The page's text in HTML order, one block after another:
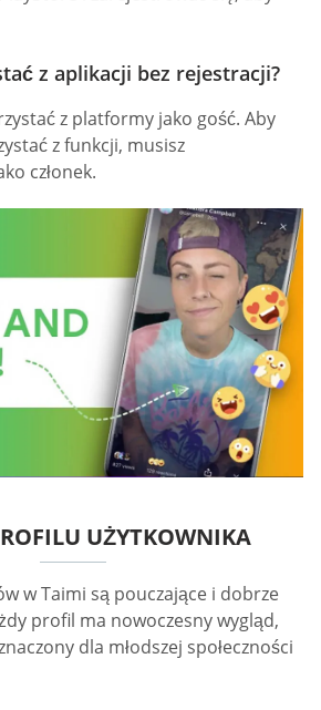
z aplikacji bez rejestracji?
z platformy jako gość. Aby
z funkcji, musisz
członek.
UŻYTKOWNIKA
w Taimi są pouczające i dobrze
profil ma nowoczesny wygląd,
dla młodszej społeczności